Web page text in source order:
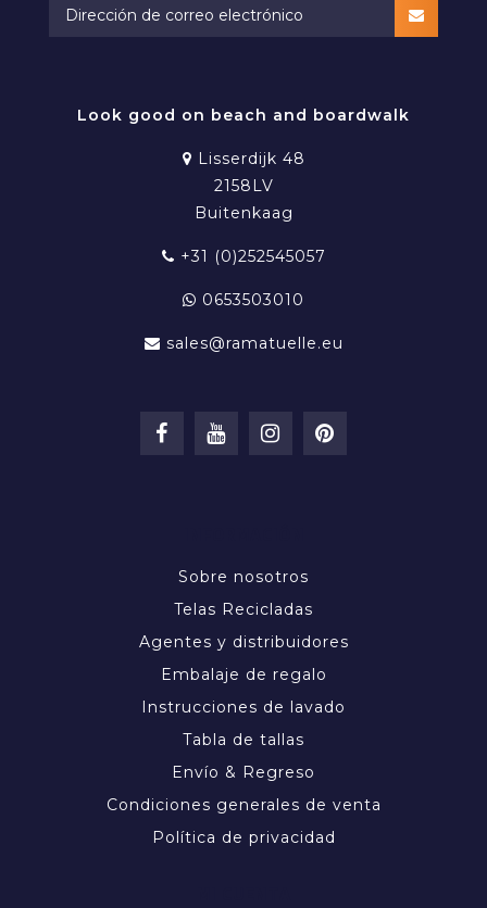
Look good on beach and boardwalk
Lisserdijk 48
2158LV
Buitenkaag
+31 (0)252545057
0653503010
sales@ramatuelle.eu
Sobre nosotros
Telas Recicladas
Agentes y distribuidores
Embalaje de regalo
Instrucciones de lavado
Tabla de tallas
Envío & Regreso
Condiciones generales de venta
Política de privacidad